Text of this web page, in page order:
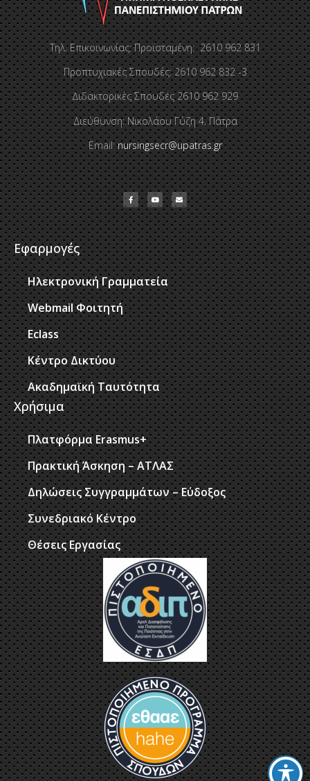
Τηλ. Επικοινωνίας: Προϊσταμένη: 2610 962 831
Προπτυχιακές Σπουδές: 2610 962 832 -3
Διδακτορικές Σπουδές 2610 962 929
Διεύθυνση: Νικολάου Γύζη 4, Πάτρα
Email:nursingsecr@upatras.gr
Εφαρμογές
Ηλεκτρονική Γραμματεία
Webmail Φοιτητή
Eclass
Κέντρο Δικτύου
Ακαδημαϊκή Ταυτότητα
Χρήσιμα
Πλατφόρμα Erasmus+
Πρακτική Άσκηση – ΑΤΛΑΣ
Δηλώσεις Συγγραμμάτων – Εύδοξος
Συνεδριακό Κέντρο
Θέσεις Εργασίας